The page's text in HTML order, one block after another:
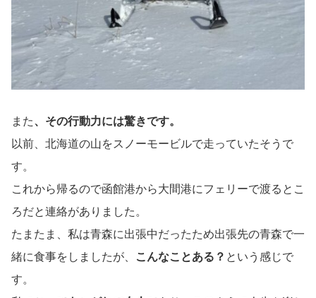
また、その行動力には驚きです。
以前、北海道の山をスノーモービルで走っていたそうで
す。
これから帰るので函館港から大間港にフェリーで渡るとこ
ろだと連絡がありました。
たまたま、私は青森に出張中だったため出張先の青森で一
緒に食事をしましたが、
こんなことある？ という感じで
す。